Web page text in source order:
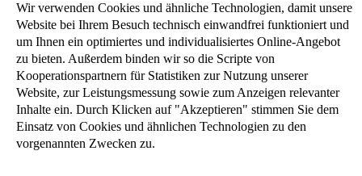
Kontakt
ARGISOL Bausysteme BEWA GmbH
Wir verwenden Cookies und ähnliche Technologien, damit unsere
Website bei Ihrem Besuch technisch einwandfrei funktioniert und
um Ihnen ein optimiertes und individualisiertes Online-Angebot
zu bieten. Außerdem binden wir so die Scripte von
Kooperationspartnern für Statistiken zur Nutzung unserer
Website, zur Leistungsmessung sowie zum Anzeigen relevanter
Inhalte ein. Durch Klicken auf "Akzeptieren" stimmen Sie dem
Einsatz von Cookies und ähnlichen Technologien zu den
vorgenannten Zwecken zu.